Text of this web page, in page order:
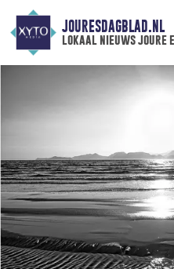
JOURESDAGBLAD.NL
lokaal nieuws joure